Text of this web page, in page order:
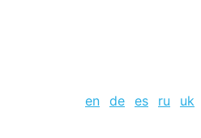
en de es ru
uk